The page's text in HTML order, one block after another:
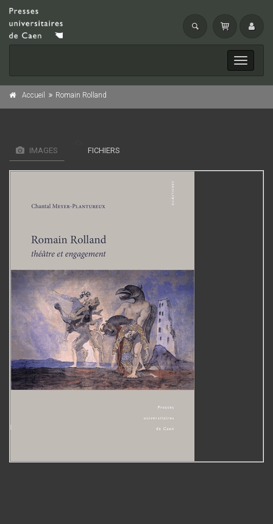
Toggle
Accueil Romain Rolland
IMAGES FICHIERS